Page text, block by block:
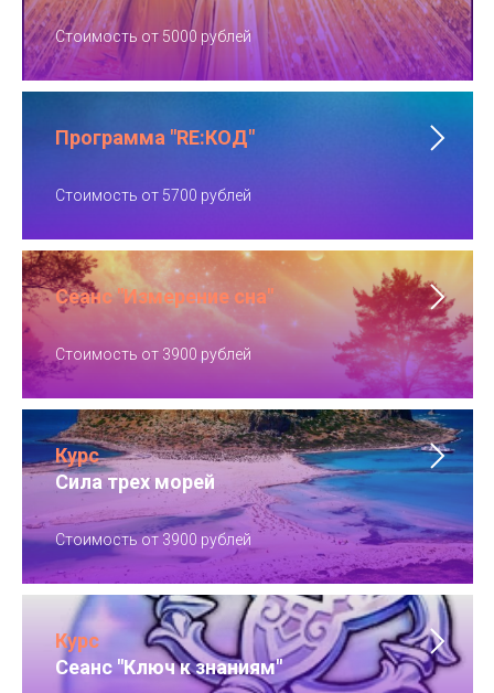
Стоимость от 5000 рублей
Программа "RE:КОД"
Стоимость от 5700 рублей
Сеанс "Измерение сна"
Стоимость от 3900 рублей
Курс
Сила трех морей
Стоимость от 3900 рублей
Курс
Сеанс "Ключ к знаниям"